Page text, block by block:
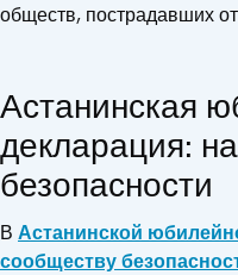
обществ, пострадавших
Астанинская
декларация:
безопасности
В Астанинской
сообществу